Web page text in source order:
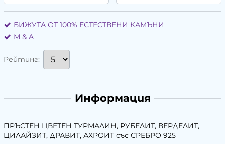
БИЖУТА ОТ 100% ЕСТЕСТВЕНИ КАМЪНИ
М & A
Рейтинг:
Информация
ПРЪСТЕН ЦВЕТЕН ТУРМАЛИН, РУБЕЛИТ, ВЕРДЕЛИТ,
ЦИЛАЙЗИТ, ДРАВИТ, АХРОИТ със СРЕБРО 925